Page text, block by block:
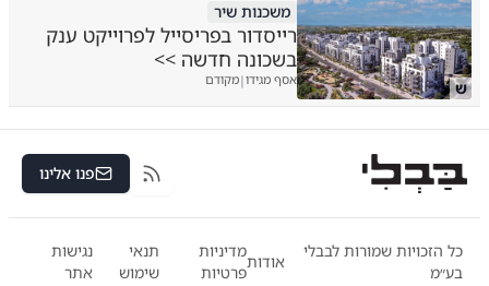
ש
משכנות שיר
רייסדור בפריסייל לפרוייקט ענק
בשכונה חדשה >>
אסף מגידו|מקודם
RSS פנו אלינו
כל הזכויות שמורות לבבלי
בע״מ
אודות
מדיניות
פרטיות
תנאי
שימוש
נגישות
אתר